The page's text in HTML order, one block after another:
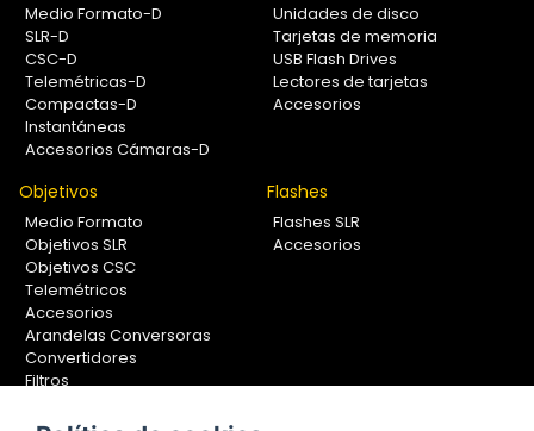
Medio Formato-D
SLR-D
CSC-D
Telemétricas-D
Compactas-D
Instantáneas
Accesorios Cámaras-D
Unidades de disco
Tarjetas de memoria
USB Flash Drives
Lectores de tarjetas
Accesorios
Objetivos
Medio Formato
Objetivos SLR
Objetivos CSC
Telemétricos
Accesorios
Arandelas Conversoras
Convertidores
Filtros
Calibradores
Flashes
Flashes SLR
Accesorios